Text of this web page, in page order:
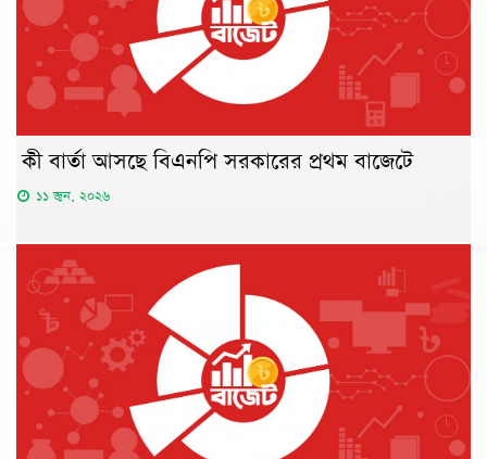
কী বার্তা আসছে বিএনপি সরকারের প্রথম বাজেটে
১১ জুন, ২০২৬